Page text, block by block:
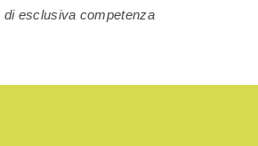
di esclusiva competenza